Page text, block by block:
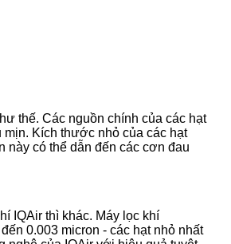
thế. Các nguồn chính của các hạt
mịn. Kích thước nhỏ của các hạt
này có thể dẫn đến các cơn đau
IQAir thì khác. Máy lọc khí
0.003 micron - các hạt nhỏ nhất